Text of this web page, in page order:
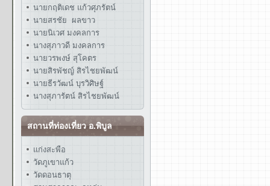
นายกฤติเดช แก้วศุภรัตน์
นายสรชัย ผลขาว
นายนิเวศ มงคลการ
นางสุภาวดี มงคลการ
นายวรพงษ์ สุโคตร
นายสิรพัชญ์ สิรไชยพัฒน์
นายธีรวัฒน์ บุรวิศิษฐ์
นางสุภารัตน์ สิรไชยพัฒน์
สถานที่ท่องเที่ยว อ.พิบูล
แก่งสะพือ
วัดภูเขาแก้ว
วัดดอนธาตุ